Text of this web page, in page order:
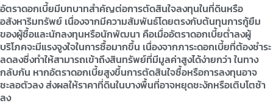
อัตราดอกเบี้ยมีบทบาทสำคัญต่อการตัดสินใจลงทุนในที่ดินหรือ
อสังหาริมทรัพย์ เนื่องจากมีความสัมพันธ์โดยตรงกับต้นทุนการกู้ยืม
ของผู้ซื้อและนักลงทุนหรือนักพัฒนา คือเมื่ออัตราดอกเบี้ยต่ำลงผู้
บริโภคจะมีแรงจูงใจในการซื้อมากขึ้น เนื่องจากภาระดอกเบี้ยที่ต้องชำระ
ลดลงซึ่งทำให้สามารถเข้าถึงสินทรัพย์ที่มีมูลค่าสูงได้ง่ายกว่า ในทาง
กลับกัน หากอัตราดอกเบี้ยสูงขึ้นการตัดสินใจซื้อหรือการลงทุนอาจ
ชะลอตัวลง ส่งผลให้ราคาที่ดินในบางพื้นที่อาจหยุดชะงักหรือเติบโตช้า
ลง